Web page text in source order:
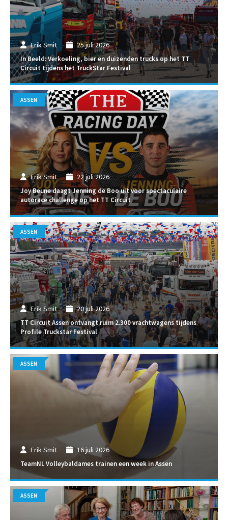
Erik Smit 25 juli 2026
In Beeld: Verkoeling, bier en duizenden trucks op het TT
Circuit tijdens het TruckStar Festival
Erik Smit 22 juli 2026
Joy Beune daagt Jenning de Boo uit voor spectaculaire
autorace challenge op het TT Circuit
ASSEN
Erik Smit 20 juli 2026
TT Circuit Assen ontvangt ruim 2.300 vrachtwagens tijdens
Profile Truckstar Festival
ASSEN
Erik Smit 16 juli 2026
TeamNL Volleybaldames trainen een week in Assen
ASSEN
ASSEN